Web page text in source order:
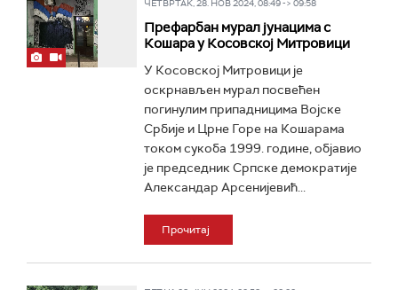
ЧЕТВРТАК, 28. НОВ 2024, 08:49 -> 09:58
Префарбан мурал јунацима с
Кошара у Косовској Митровици
У Косовској Митровици је
оскрнављен мурал посвећен
погинулим припадницима Војске
Србије и Црне Горе на Кошарама
током сукоба 1999. године, објавио
је председник Српске демократије
Александар Арсенијевић...
Прочитај